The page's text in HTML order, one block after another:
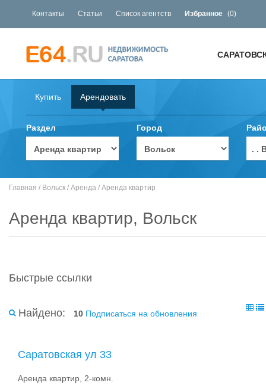
Контакты Статьи Список агентств Избранное (0)
Купить Арендовать
Раздел Город
. .
Главная / Вольск / Аренда / Аренда квартир
Аренда квартир, Вольск
Быстрые ссылки
Найдено: 10 Подписаться на обновления
Саратовская ул 33
Аренда квартир, 2-комн.